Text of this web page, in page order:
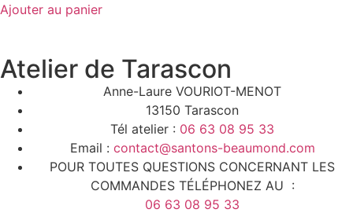
Ajouter au panier
Atelier de Tarascon
Anne-Laure VOURIOT-MENOT
13150 Tarascon
Tél atelier : 06 63 08 95 33
Email : contact@santons-beaumond.com
POUR TOUTES QUESTIONS CONCERNANT LES
COMMANDES TÉLÉPHONEZ AU :
06 63 08 95 33